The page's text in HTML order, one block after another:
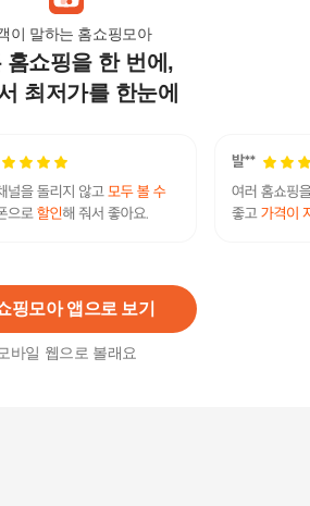
이 말하는 홈쇼핑모아
홈쇼핑을 한 번에,
최저가를 한눈에
핑모아 앱으로 보기
바일 웹으로 볼래요
스카이 CFX-G100D 정품형 국내생산 호
원
성 무풍큐브 AX47N9980WSD 필터 CFX-